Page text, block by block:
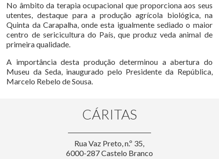
No âmbito da terapia ocupacional que proporciona aos seus
utentes, destaque para a produção agrícola biológica, na
Quinta da Carapalha, onde esta igualmente sediado o maior
centro de sericicultura do País, que produz veda animal de
primeira qualidade.
A importância desta produção determinou a abertura do
Museu da Seda, inaugurado pelo Presidente da República,
Marcelo Rebelo de Sousa.
CÁRITAS
Rua Vaz Preto, n.º 35,
6000-287 Castelo Branco